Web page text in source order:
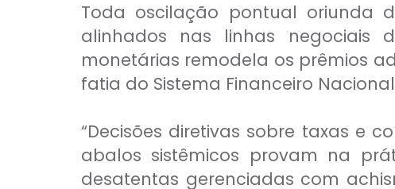
Toda oscilação pontual oriunda
alinhados nas linhas negociais
monetárias remodela os prêmios
fatia do Sistema Financeiro
“Decisões diretivas sobre taxas e
abalos sistêmicos provam na
desatentas gerenciadas com